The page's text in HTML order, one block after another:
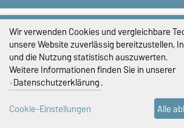
Impressum
Datenschutz
Barrierefreiheit
Cookie-Einstellungen
Wir verwenden Cookies und vergleichbare
unsere Website zuverlässig bereitzustellen,
und die Nutzung statistisch auszuwerten.
Weitere Informationen finden Sie in unserer
Datenschutzerklärung.
Cookie-Einstellungen
Alle